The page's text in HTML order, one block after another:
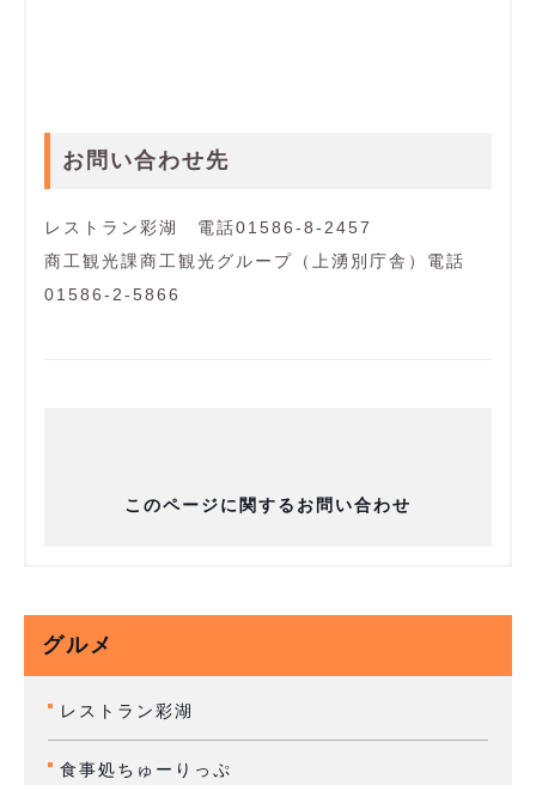
お問い合わせ先
レストラン彩湖 電話01586-8-2457
商工観光課商工観光グループ（上湧別庁舎）電話
01586-2-5866
このページに関するお問い合わせ
グルメ
レストラン彩湖
食事処ちゅーりっぷ